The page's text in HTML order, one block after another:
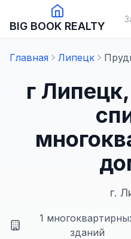
BIG BOOK REALTY
Главная Липецк
г
г.
1
зданий